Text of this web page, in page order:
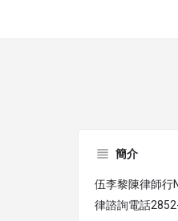
簡介
伍李黎陳律師行
律諮詢電話